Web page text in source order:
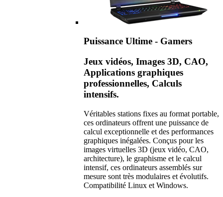
Puissance Ultime - Gamers
Jeux vidéos, Images 3D, CAO,
Applications graphiques
professionnelles, Calculs
intensifs.
Véritables stations fixes au format portable,
ces ordinateurs offrent une puissance de
calcul exceptionnelle et des performances
graphiques inégalées. Conçus pour les
images virtuelles 3D (jeux vidéo, CAO,
architecture), le graphisme et le calcul
intensif, ces ordinateurs assemblés sur
mesure sont très modulaires et évolutifs.
Compatibilité Linux et Windows.